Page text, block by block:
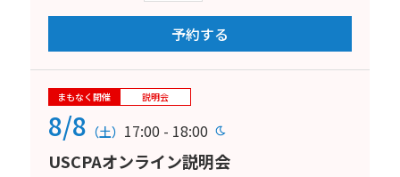
予約する
まもなく開催 説明会
8/8 （土） 17:00 - 18:00
USCPAオンライン説明会